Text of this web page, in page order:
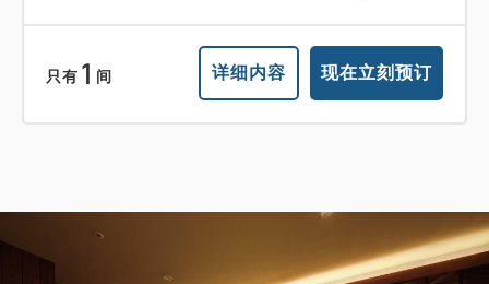
只有 1 间 详细内容 现在立刻预订